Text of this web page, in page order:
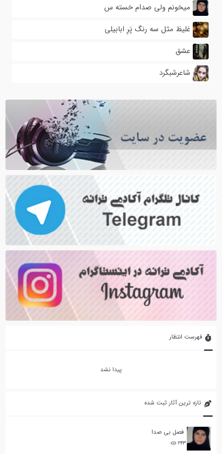
تازه ترین آثار ثبت شده
فصل بی صدا
۲۴۳
میخونم ولی صدام خسته س
غلیظ مثل سه رنگ پَرِ ابابیلی
عشق
شاعرشبگرد
فهرست انتظار
پیدا نشد